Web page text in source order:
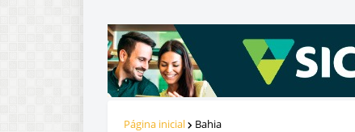
Página inicial Bahia